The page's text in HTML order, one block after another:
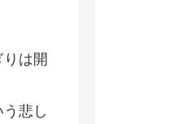
は開
悲し